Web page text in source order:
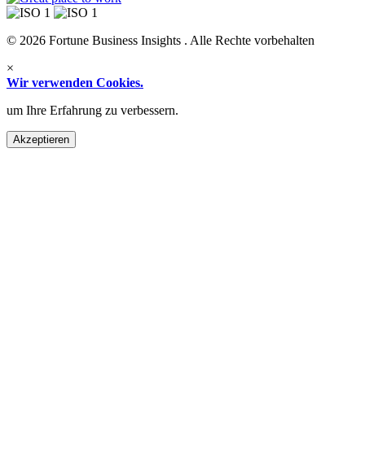
© 2026 Fortune Business Insights . Alle Rechte vorbehalten
×
Wir verwenden Cookies.
um Ihre Erfahrung zu verbessern.
Akzeptieren